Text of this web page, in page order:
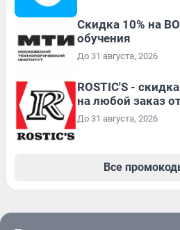
Скидка 10% на
обучения
До 31 августа, 2026
ROSTIC'S -
на любой заказ
До 31 августа, 2026
Все